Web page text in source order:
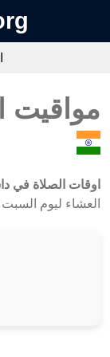
مواقيت
اوقات الصلاة في
العشاء ليوم السبت 2026/08/08